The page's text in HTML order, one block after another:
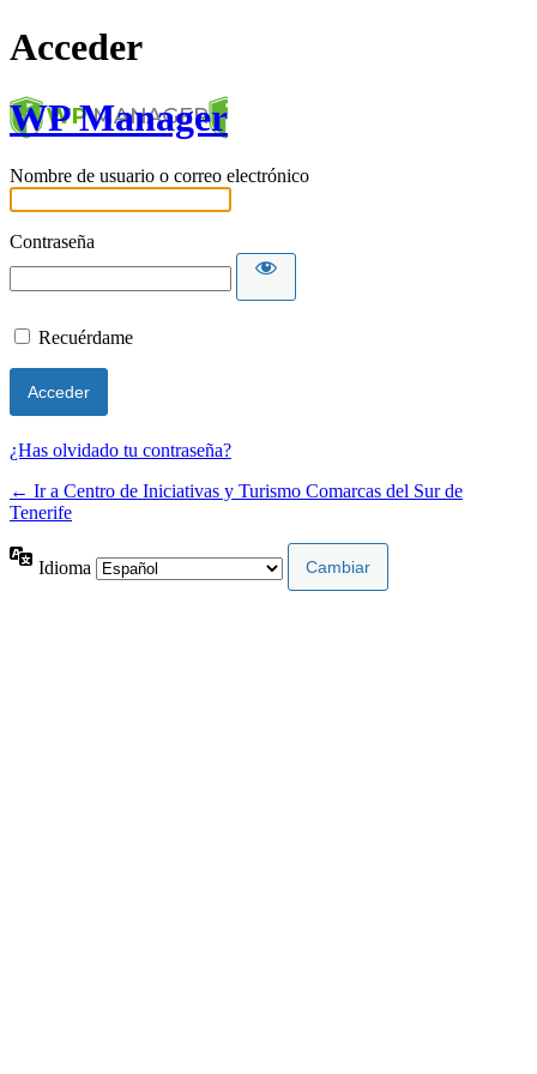
Acceder
WP Manager
Nombre de usuario o correo electrónico
Contraseña
Recuérdame
¿Has olvidado tu contraseña?
← Ir a Centro de Iniciativas y Turismo Comarcas del Sur de
Tenerife
Idioma